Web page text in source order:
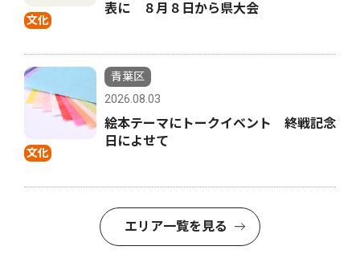
文化
表に ８月８日から県大会
文化
青葉区
2026.08.03
絵本テーマにトークイベント 終戦記念
日によせて
エリア一覧を見る